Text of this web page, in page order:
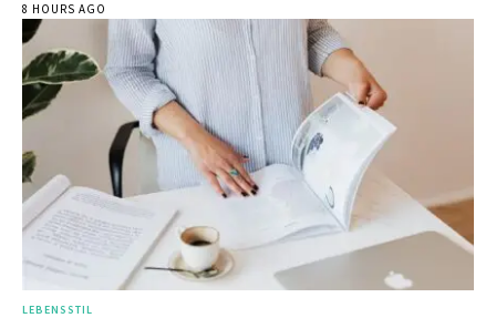
8 HOURS AGO
LEBENSSTIL